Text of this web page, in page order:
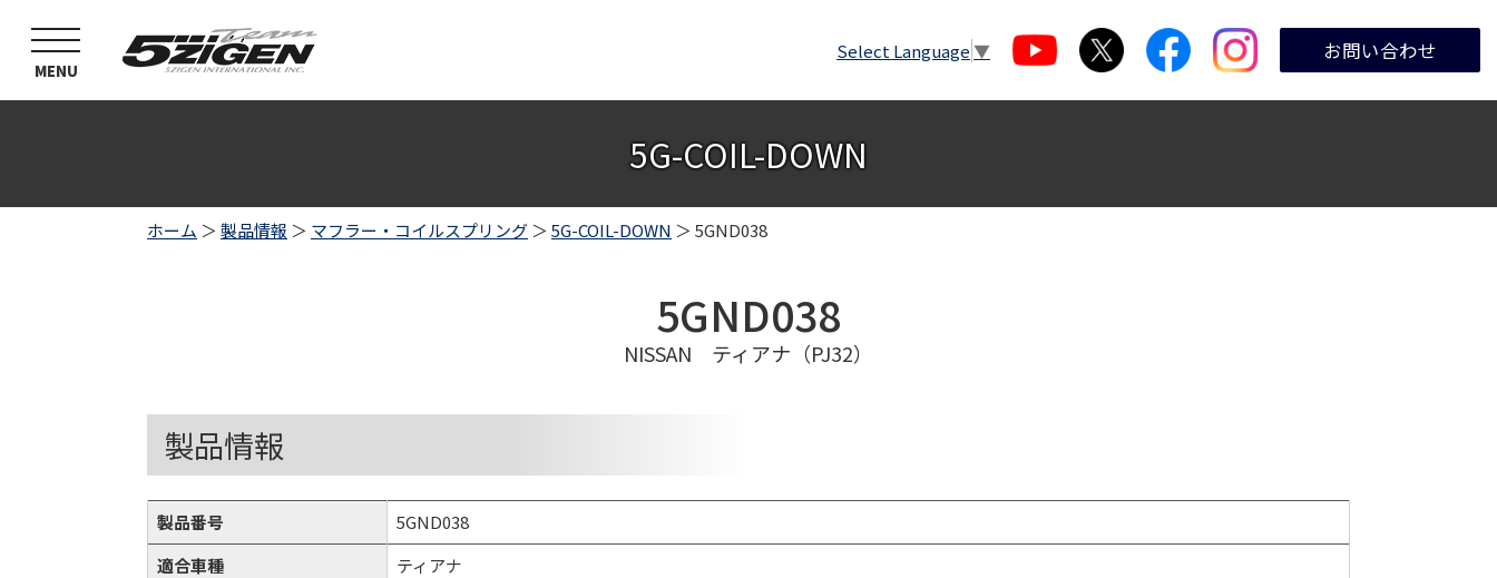
toggle
navigation
MENU
Select Language ▼ お問い合わせ
5G-COIL-DOWN
ホーム ＞製品情報 ＞ マフラー・コイルスプリング ＞5G-COIL-DOWN ＞ 5GND038
5GND038
NISSAN ティアナ（PJ32）
製品情報
製品番号
5GND038
適合車種
ティアナ